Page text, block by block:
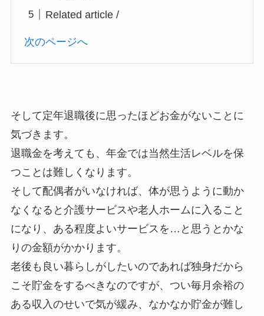
Related article /
次のページへ
そして定年退職後に思ったほどお金がないことに
気づきます。
退職金を考えても、年金では当然生活レベルを保
つことは難しくなります。
そして配偶者がいなければ、体が思うように動か
なくなると介護サービスや老人ホームに入ること
になり、ある程度よいサービスを…と思うとかな
りの金額がかかります。
老後も良い暮らしがしたいのであれば独身だから
こそ貯金をするべきなのですが、つい毎月余裕の
ある収入のせいで気が緩み、なかなか貯金が難し